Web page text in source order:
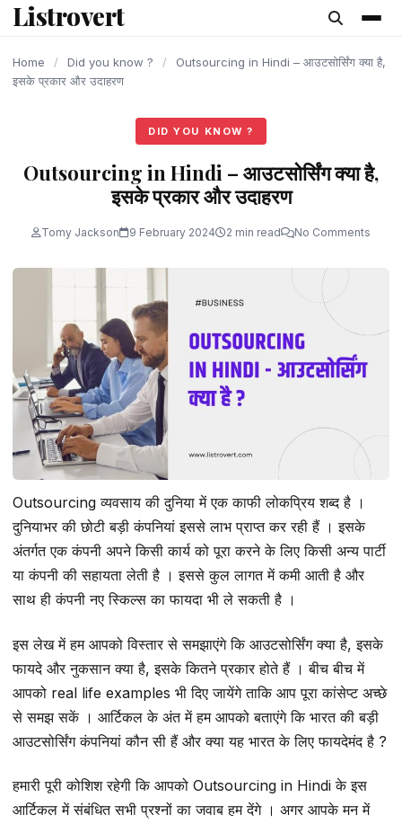
content
Listrovert
Home / Did you know ? /
Outsourcing in Hindi – आउटसोर्सिंग क्या है,
इसके प्रकार और उदाहरण
DID YOU KNOW ?
Outsourcing in Hindi – आउटसोर्सिंग क्या है,
इसके प्रकार और उदाहरण
Tomy Jackson 9 February 2024 2 min read No Comments
Outsourcing व्यवसाय की दुनिया में एक काफी लोकप्रिय शब्द है ।
दुनियाभर की छोटी बड़ी कंपनियां इससे लाभ प्राप्त कर रही हैं । इसके
अंतर्गत एक कंपनी अपने किसी कार्य को पूरा करने के लिए किसी अन्य पार्टी
या कंपनी की सहायता लेती है । इससे कुल लागत में कमी आती है और
साथ ही कंपनी नए स्किल्स का फायदा भी ले सकती है ।
इस लेख में हम आपको विस्तार से समझाएंगे कि आउटसोर्सिंग क्या है, इसके
फायदे और नुकसान क्या है, इसके कितने प्रकार होते हैं । बीच बीच में
आपको real life examples भी दिए जायेंगे ताकि आप पूरा कांसेप्ट अच्छे
से समझ सकें । आर्टिकल के अंत में हम आपको बताएंगे कि भारत की बड़ी
आउटसोर्सिंग कंपनियां कौन सी हैं और क्या यह भारत के लिए फायदेमंद है ?
हमारी पूरी कोशिश रहेगी कि आपको Outsourcing in Hindi के इस
आर्टिकल में संबंधित सभी प्रश्नों का जवाब हम देंगे । अगर आपके मन में